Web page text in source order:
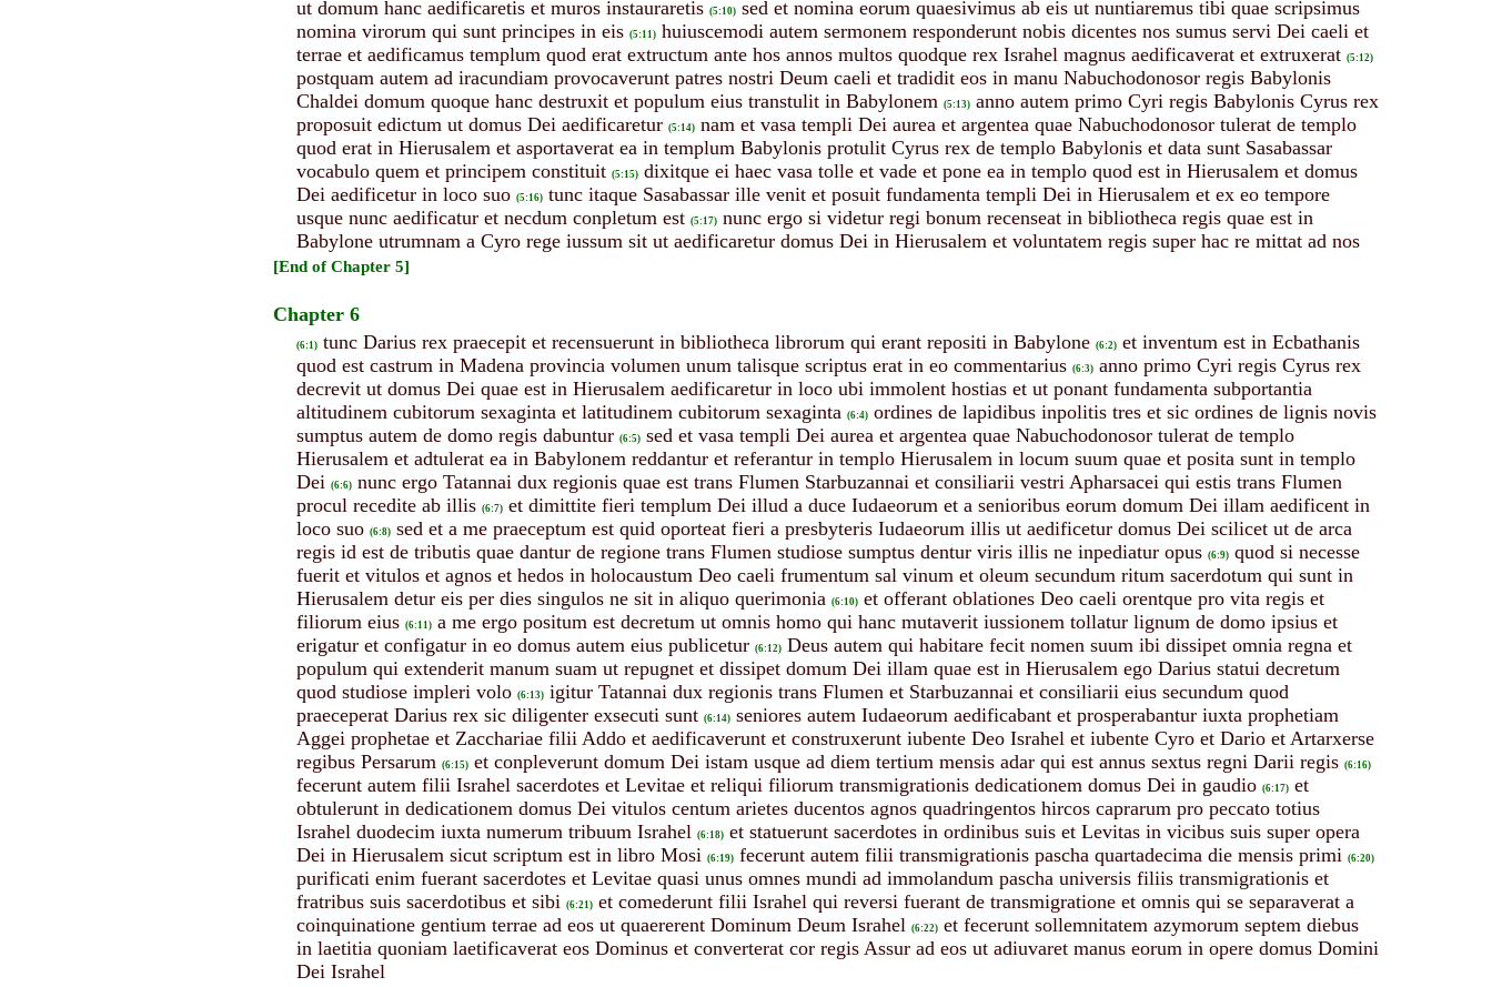
ut domum hanc aedificaretis et muros instauraretis (5:10) sed et nomina eorum quaesivimus ab eis ut nuntiaremus tibi quae scripsimus
nomina virorum qui sunt principes in eis (5:11) huiuscemodi autem sermonem responderunt nobis dicentes nos sumus servi Dei caeli et
terrae et aedificamus templum quod erat extructum ante hos annos multos quodque rex Israhel magnus aedificaverat et extruxerat (5:12)
postquam autem ad iracundiam provocaverunt patres nostri Deum caeli et tradidit eos in manu Nabuchodonosor regis Babylonis
Chaldei domum quoque hanc destruxit et populum eius transtulit in Babylonem (5:13) anno autem primo Cyri regis Babylonis Cyrus rex
proposuit edictum ut domus Dei aedificaretur (5:14) nam et vasa templi Dei aurea et argentea quae Nabuchodonosor tulerat de templo
quod erat in Hierusalem et asportaverat ea in templum Babylonis protulit Cyrus rex de templo Babylonis et data sunt Sasabassar
vocabulo quem et principem constituit (5:15) dixitque ei haec vasa tolle et vade et pone ea in templo quod est in Hierusalem et domus
Dei aedificetur in loco suo (5:16) tunc itaque Sasabassar ille venit et posuit fundamenta templi Dei in Hierusalem et ex eo tempore
usque nunc aedificatur et necdum conpletum est (5:17) nunc ergo si videtur regi bonum recenseat in bibliotheca regis quae est in
Babylone utrumnam a Cyro rege iussum sit ut aedificaretur domus Dei in Hierusalem et voluntatem regis super hac re mittat ad nos
[End of Chapter 5]
Chapter 6
(6:1) tunc Darius rex praecepit et recensuerunt in bibliotheca librorum qui erant repositi in Babylone (6:2) et inventum est in Ecbathanis
quod est castrum in Madena provincia volumen unum talisque scriptus erat in eo commentarius (6:3) anno primo Cyri regis Cyrus rex
decrevit ut domus Dei quae est in Hierusalem aedificaretur in loco ubi immolent hostias et ut ponant fundamenta subportantia
altitudinem cubitorum sexaginta et latitudinem cubitorum sexaginta (6:4) ordines de lapidibus inpolitis tres et sic ordines de lignis novis
sumptus autem de domo regis dabuntur (6:5) sed et vasa templi Dei aurea et argentea quae Nabuchodonosor tulerat de templo
Hierusalem et adtulerat ea in Babylonem reddantur et referantur in templo Hierusalem in locum suum quae et posita sunt in templo
Dei (6:6) nunc ergo Tatannai dux regionis quae est trans Flumen Starbuzannai et consiliarii vestri Apharsacei qui estis trans Flumen
procul recedite ab illis (6:7) et dimittite fieri templum Dei illud a duce Iudaeorum et a senioribus eorum domum Dei illam aedificent in
loco suo (6:8) sed et a me praeceptum est quid oporteat fieri a presbyteris Iudaeorum illis ut aedificetur domus Dei scilicet ut de arca
regis id est de tributis quae dantur de regione trans Flumen studiose sumptus dentur viris illis ne inpediatur opus (6:9) quod si necesse
fuerit et vitulos et agnos et hedos in holocaustum Deo caeli frumentum sal vinum et oleum secundum ritum sacerdotum qui sunt in
Hierusalem detur eis per dies singulos ne sit in aliquo querimonia (6:10) et offerant oblationes Deo caeli orentque pro vita regis et
filiorum eius (6:11) a me ergo positum est decretum ut omnis homo qui hanc mutaverit iussionem tollatur lignum de domo ipsius et
erigatur et configatur in eo domus autem eius publicetur (6:12) Deus autem qui habitare fecit nomen suum ibi dissipet omnia regna et
populum qui extenderit manum suam ut repugnet et dissipet domum Dei illam quae est in Hierusalem ego Darius statui decretum
quod studiose impleri volo (6:13) igitur Tatannai dux regionis trans Flumen et Starbuzannai et consiliarii eius secundum quod
praeceperat Darius rex sic diligenter exsecuti sunt (6:14) seniores autem Iudaeorum aedificabant et prosperabantur iuxta prophetiam
Aggei prophetae et Zacchariae filii Addo et aedificaverunt et construxerunt iubente Deo Israhel et iubente Cyro et Dario et Artarxerse
regibus Persarum (6:15) et conpleverunt domum Dei istam usque ad diem tertium mensis adar qui est annus sextus regni Darii regis (6:16)
fecerunt autem filii Israhel sacerdotes et Levitae et reliqui filiorum transmigrationis dedicationem domus Dei in gaudio (6:17) et
obtulerunt in dedicationem domus Dei vitulos centum arietes ducentos agnos quadringentos hircos caprarum pro peccato totius
Israhel duodecim iuxta numerum tribuum Israhel (6:18) et statuerunt sacerdotes in ordinibus suis et Levitas in vicibus suis super opera
Dei in Hierusalem sicut scriptum est in libro Mosi (6:19) fecerunt autem filii transmigrationis pascha quartadecima die mensis primi (6:20)
purificati enim fuerant sacerdotes et Levitae quasi unus omnes mundi ad immolandum pascha universis filiis transmigrationis et
fratribus suis sacerdotibus et sibi (6:21) et comederunt filii Israhel qui reversi fuerant de transmigratione et omnis qui se separaverat a
coinquinatione gentium terrae ad eos ut quaererent Dominum Deum Israhel (6:22) et fecerunt sollemnitatem azymorum septem diebus
in laetitia quoniam laetificaverat eos Dominus et converterat cor regis Assur ad eos ut adiuvaret manus eorum in opere domus Domini
Dei Israhel